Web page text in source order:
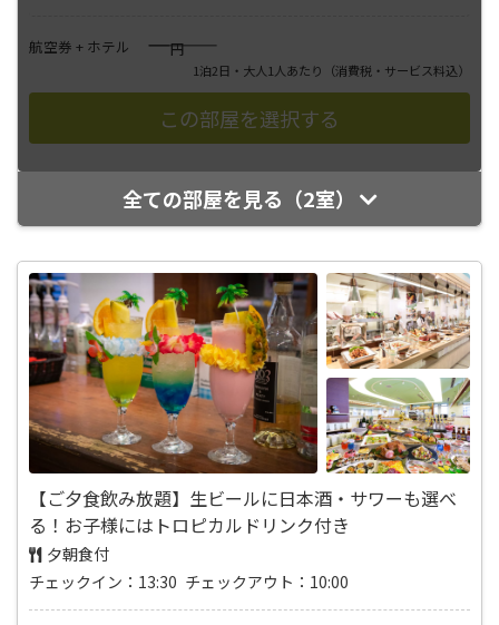
航空券 + ホテル ――――円
1泊2日・大人1人あたり （消費税・サービス料込）
全ての部屋を見る（2室）
【ご夕食飲み放題】生ビールに日本酒・サワーも選べ
る！お子様にはトロピカルドリンク付き
夕朝食付
チェックイン：13:30 チェックアウト：10:00